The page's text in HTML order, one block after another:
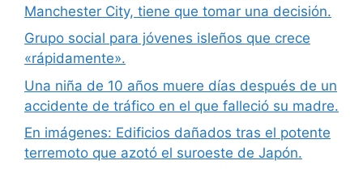
Manchester City, tiene que tomar una decisión.
Grupo social para jóvenes isleños que crece
«rápidamente».
Una niña de 10 años muere días después de un
accidente de tráfico en el que falleció su madre.
En imágenes: Edificios dañados tras el potente
terremoto que azotó el suroeste de Japón.